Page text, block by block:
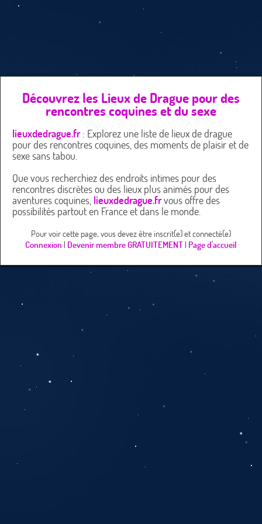
Découvrez les Lieux de Drague pour des
rencontres coquines et du sexe
lieuxdedrague.fr: Explorez une liste de lieux de drague
pour des rencontres coquines, des moments de plaisir et de
sexe sans tabou.
Que vous recherchiez des endroits intimes pour des
rencontres discrètes ou des lieux plus animés pour des
aventures coquines, lieuxdedrague.frvous offre des
possibilités partout en France et dans le monde.
Pour voir cette page, vous devez être inscrit(e) et connecté(e)
Connexion | Devenir membre GRATUITEMENT | Page d'accueil